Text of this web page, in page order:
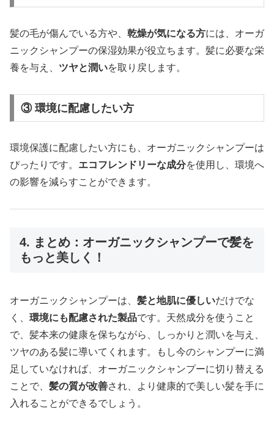
髪の毛が傷んでいる方や、 乾燥が気になる方には、オーガ
ニックシャンプーの保湿効果が役立ちます。髪に必要な栄
養を与え、 ツヤと潤いを取り戻します。
③ 環境に配慮したい方
環境保護に配慮したい方にも、オーガニックシャンプーは
ぴったりです。 エコフレンドリーな成分を使用し、環境へ
の影響を減らすことができます。
4. まとめ：オーガニックシャンプーで髪を
もっと美しく！
オーガニックシャンプーは、 髪と地肌に優しいだけでな
く、 環境にも配慮された製品です。天然成分を使うこと
で、髪本来の健康を保ちながら、しっかりと潤いを与え、
ツヤのある髪に導いてくれます。もし今のシャンプーに満
足していなければ、オーガニックシャンプーに切り替える
ことで、 髪の質が改善され、より健康的で美しい髪を手に
入れることができるでしょう。